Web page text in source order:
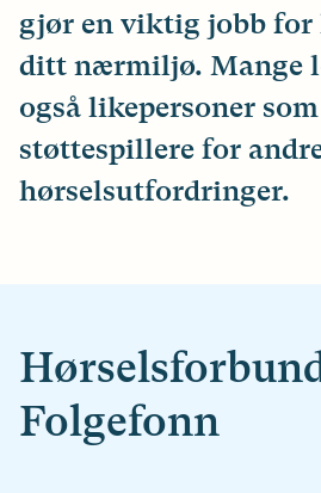
gjør en viktig jobb for
ditt nærmiljø. Mange
også likepersoner
støttespillere for
hørselsutfordringer.
Folgefonn